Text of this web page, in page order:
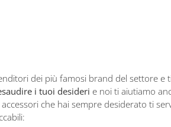
dei più famosi brand del settore
i tuoi desideri e noi ti aiutiamo
che hai sempre desiderato ti